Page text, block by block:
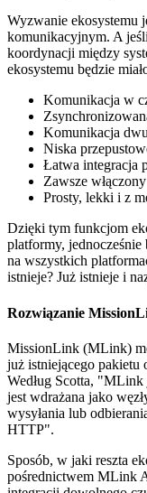
Wyzwanie ekosystemu
komunikacyjnym. A
koordynacji między
ekosystemu będzie
Komunikacja w
Komunikacja
Niska
Łatwa integracja
Zawsze włączony
Prosty, lekki i z
Dzięki tym funkcjom
platformy,
na wszystkich
istnieje? Już istnieje i
Rozwiązanie
MissionLink (MLink)
już istniejącego
Według Scotta, "MLink
jest wdrażana jako
wysyłania lub
HTTP".
Sposób, w jaki reszta
pośrednictwem MLink